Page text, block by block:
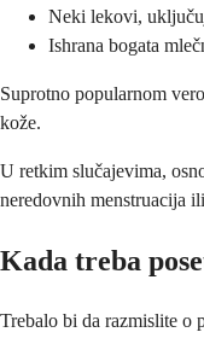
Neki lekovi,
Ishrana bogata
Suprotno popularnom
kože.
U retkim slučajevima,
neredovnih menstruacija
Kada treba
Trebalo bi da razmislite o